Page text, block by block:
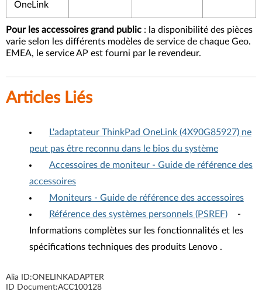
OneLink
Pour les accessoires grand public : la disponibilité des pièces
varie selon les différents modèles de service de chaque Geo.
EMEA, le service AP est fourni par le revendeur.
Articles Liés
L'adaptateur ThinkPad OneLink (4X90G85927) ne
peut pas être reconnu dans le bios du système
Accessoires de moniteur - Guide de référence des
accessoires
Moniteurs - Guide de référence des accessoires
Référence des systèmes personnels (PSREF)
-
Informations complètes sur les fonctionnalités et les
spécifications techniques des produits Lenovo .
Alia ID:ONELINKADAPTER
ID Document:ACC100128